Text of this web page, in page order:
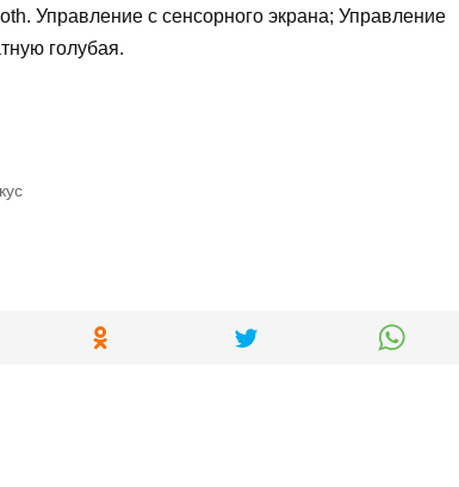
Управление с сенсорного экрана; Управление
голубая.